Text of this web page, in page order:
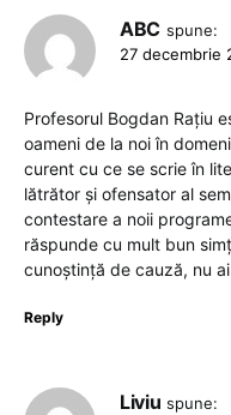
ABC spune:
27 decembrie
Profesorul Bogdan Rațiu
oameni de la noi în
curent cu ce se scrie în
lătrător și ofensator al
contestare a noii
răspunde cu mult bun
cunoștință de cauză, nu
Reply
Liviu spune: